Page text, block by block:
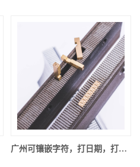
广州可镶嵌字符，打日期，打批号